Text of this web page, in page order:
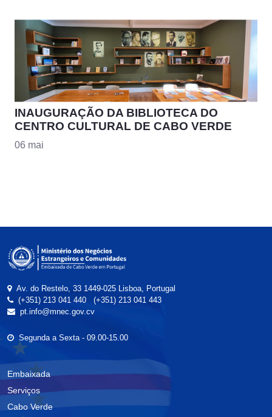
INAUGURAÇÃO DA BIBLIOTECA DO
CENTRO CULTURAL DE CABO VERDE
06 mai
Av. do Restelo, 33 1449-025 Lisboa, Portugal
(+351) 213 041 440
(+351) 213 041 443
pt.info@mnec.gov.cv
Segunda a Sexta - 09.00-15.00
Embaixada
Serviços
Cabo Verde